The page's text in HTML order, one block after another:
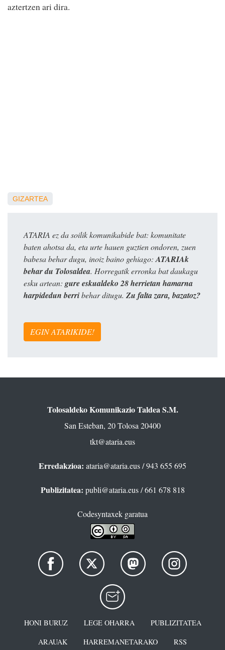
aztertzen ari dira.
GIZARTEA
ATARIA ez da soilik komunikabide bat: komunitate
baten ahotsa da, eta urte hauen guztien ondoren, zuen
babesa behar dugu, inoiz baino gehiago:ATARIAk
behar du Tolosaldea. Horregatik erronka bat daukagu
esku artean: gure eskualdeko 28 herrietan hamarna
harpidedun berribehar ditugu. Zu falta zara, bazatoz?
EGIN ATARIKIDE!
Tolosaldeko Komunikazio Taldea S.M.
San Esteban, 20 Tolosa 20400
tkt@ataria.eus
Erredakzioa: ataria@ataria.eus/ 943 655 695
Publizitatea: publi@ataria.eus/ 661 678 818
Codesyntaxek garatua
HONI BURUZ LEGE OHARRA
PUBLIZITATEA
ARAUAK
HARREMANETARAKO RSS